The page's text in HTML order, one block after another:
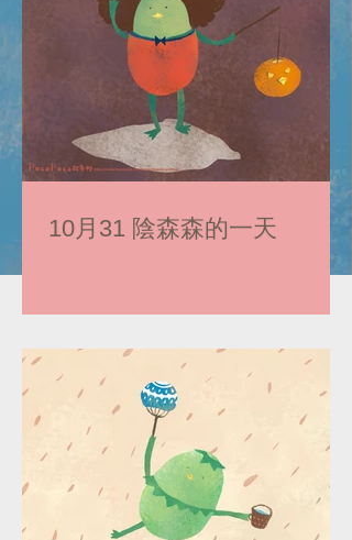
10月31 陰森森的一天